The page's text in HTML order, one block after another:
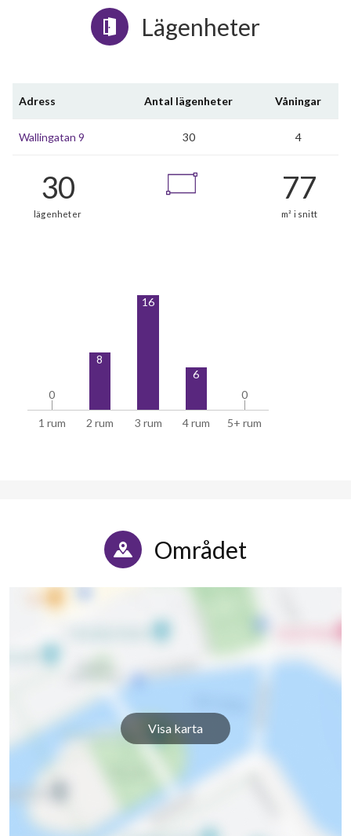
Lägenheter
Adress Antal lägenheter Våningar
Wallingatan 9 30 4
1 rum 2 rum 3 rum 4 rum 5+ rum
0
0
8
16
6
0
0
Området
Visa karta